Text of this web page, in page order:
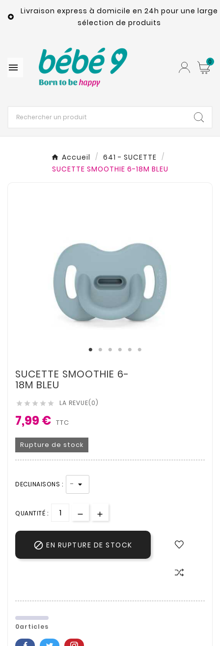

Livraison express à domicile en 24h pour une large
sélection de produits
 0
Accueil
641 - SUCETTE
SUCETTE SMOOTHIE 6-18M BLEU
SUCETTE SMOOTHIE 6-
18M BLEU
     LA REVUE(0)
7,99 € TTC
Rupture de stock
DECLINAISONS :
QUANTITÉ :
 EN RUPTURE DE STOCK
0articles